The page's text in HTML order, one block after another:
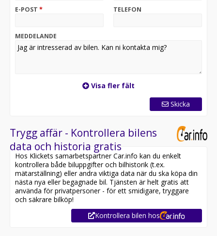
säkerställa att bilen finns i butiken, då den kan vara
placerad på en annan anläggning eller reserverad
Jämför denna bil med någon av våra andra Audi A6 i
lager. Se våra bilar på
https://www.riddermarkbil.se/kopa-bil/?series=a6
Övrig information om bilen:
Vid blandad körning är förbrukningen endast 0.46 l/mil
Besiktigad till och med 2027-06-30
Möjlighet till 12-60 månaders garanti
E-POST * TELEFON
MEDDELANDE
Visa fler fält
Skicka
Trygg affär - Kontrollera bilens
data och historia gratis
Hos Klickets samarbetspartner Car.info kan du enkelt
kontrollera både biluppgifter och bilhistorik (t.ex.
mätarställning) eller andra viktiga data när du ska köpa din
nästa nya eller begagnade bil. Tjänsten är helt gratis att
använda för privatpersoner - för ett smidigare, tryggare
och säkrare bilköp!
Kontrollera bilen hos